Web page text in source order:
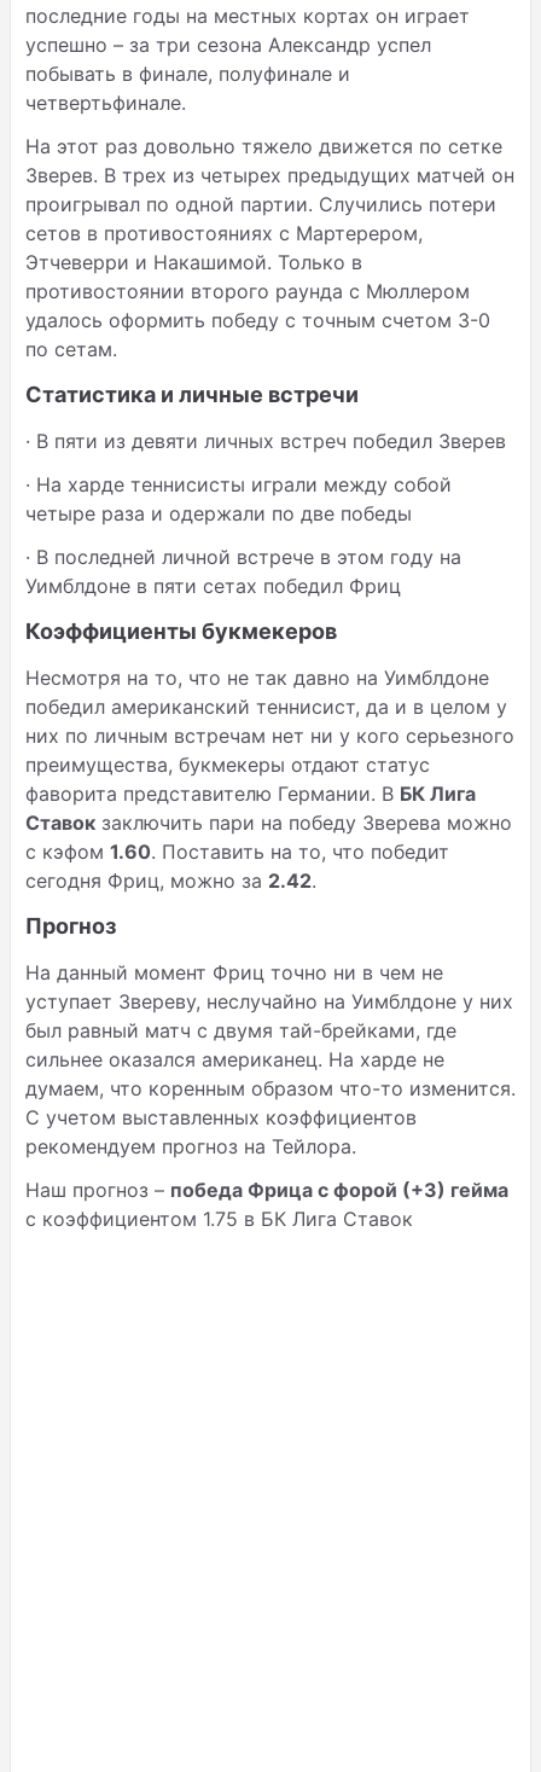
последние годы на местных кортах он играет
успешно – за три сезона Александр успел
побывать в финале, полуфинале и
четвертьфинале.
На этот раз довольно тяжело движется по сетке
Зверев. В трех из четырех предыдущих матчей он
проигрывал по одной партии. Случились потери
сетов в противостояниях с Мартерером,
Этчеверри и Накашимой. Только в
противостоянии второго раунда с Мюллером
удалось оформить победу с точным счетом 3-0
по сетам.
Статистика и личные встречи
· В пяти из девяти личных встреч победил Зверев
· На харде теннисисты играли между собой
четыре раза и одержали по две победы
· В последней личной встрече в этом году на
Уимблдоне в пяти сетах победил Фриц
Коэффициенты букмекеров
Несмотря на то, что не так давно на Уимблдоне
победил американский теннисист, да и в целом у
них по личным встречам нет ни у кого серьезного
преимущества, букмекеры отдают статус
фаворита представителю Германии. В БК Лига
Ставок заключить пари на победу Зверева можно
с кэфом 1.60. Поставить на то, что победит
сегодня Фриц, можно за 2.42.
Прогноз
На данный момент Фриц точно ни в чем не
уступает Звереву, неслучайно на Уимблдоне у них
был равный матч с двумя тай-брейками, где
сильнее оказался американец. На харде не
думаем, что коренным образом что-то изменится.
С учетом выставленных коэффициентов
рекомендуем прогноз на Тейлора.
Наш прогноз – победа Фрица с форой (+3) гейма
с коэффициентом 1.75 в БК Лига Ставок